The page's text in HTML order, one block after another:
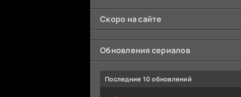
Скоро на сайте
Обновления сериалов
Последние 10 обновлений